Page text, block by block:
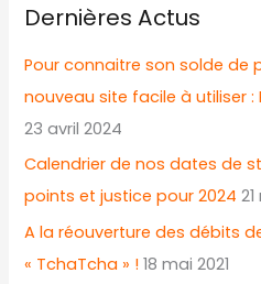
Dernières Actus
Pour connaitre son solde de
nouveau site facile à utiliser
23 avril 2024
Calendrier de nos dates de
points et justice pour 2024
A la réouverture des débits
« TchaTcha » ! 18 mai 2021